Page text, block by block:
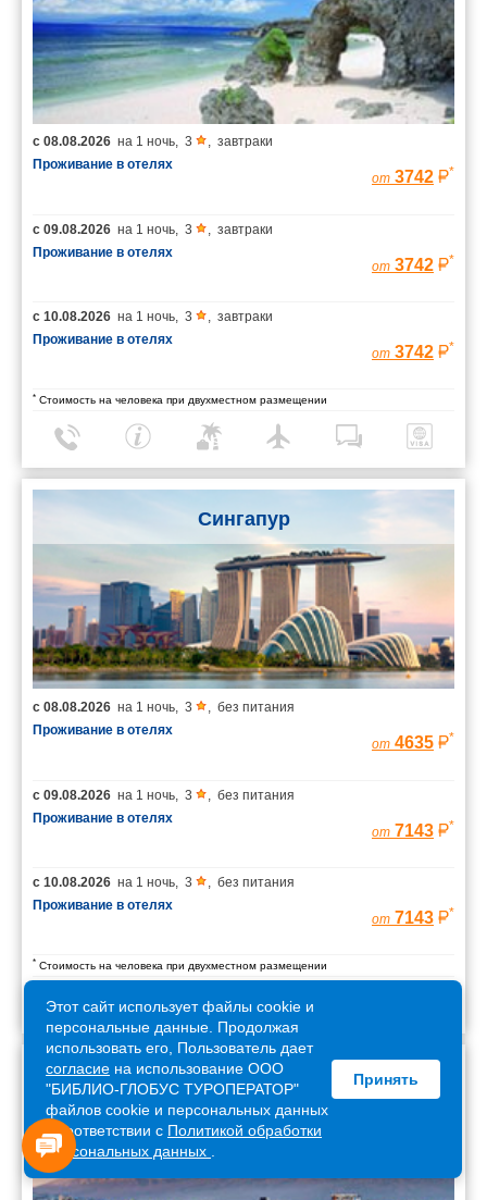
с 08.08.2026 на 1 ночь, 3 , завтраки
Проживание в отелях
от 3742 *
с 09.08.2026 на 1 ночь, 3 , завтраки
Проживание в отелях
от 3742 *
с 10.08.2026 на 1 ночь, 3 , завтраки
Проживание в отелях
от 3742 *
* Стоимость на человека при двухместном размещении
Сингапур
с 08.08.2026 на 1 ночь 3
без питания
Проживание в отелях
от 4635 *
с 09.08.2026 на 1 ночь 3
без питания
Проживание в отелях
от 7143 *
с 10.08.2026 на 1 ночь 3
без питания
Проживание в отелях
от 7143 *
* Стоимость на человека при двухместном размещении
Армения
Этот сайт использует файлы cookie и
персональные данные. Продолжая
использовать его, Пользователь дает
согласие на использование ООО
"БИБЛИО-ГЛОБУС ТУРОПЕРАТОР"
файлов cookie и персональных данных
в соответствии с Политикой обработки
персональных данных
Принять